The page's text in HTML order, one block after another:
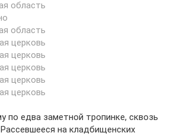
по едва заметной тропинке, сквозь
Рассевшееся на кладбищенских